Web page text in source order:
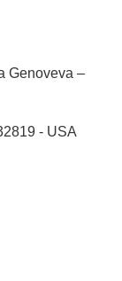
Genoveva –
- USA